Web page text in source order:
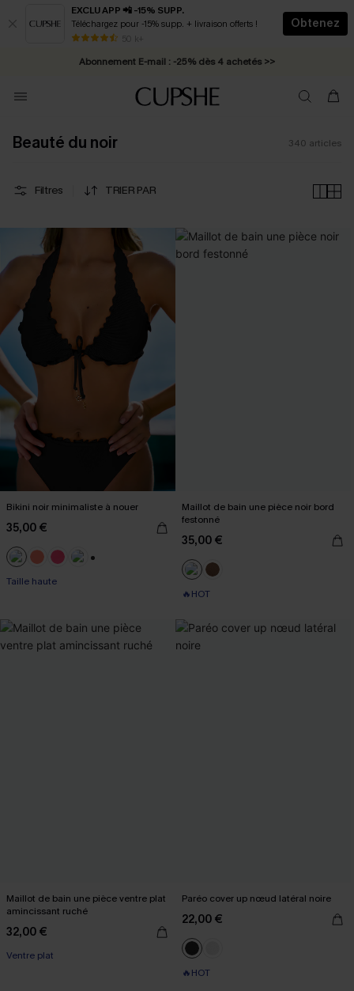
EXCLU APP 📲 -15% SUPP.
Téléchargez pour -15% supp. + livraison offerts !
50 k+
Obtenez
* Livraison éclair 2-3 jours ouvrés >>
Abonnement E-mail : -25% dès 4 achetés >>
Beauté du noir 340 articles
Filtres TRIER PAR
Bikini noir minimaliste à nouer
35,00 €
Taille haute
Maillot de bain une pièce noir bord
festonné
35,00 €
🔥HOT
Maillot de bain une pièce ventre plat
amincissant ruché
32,00 €
Ventre plat
Paréo cover up nœud latéral noire
22,00 €
🔥HOT